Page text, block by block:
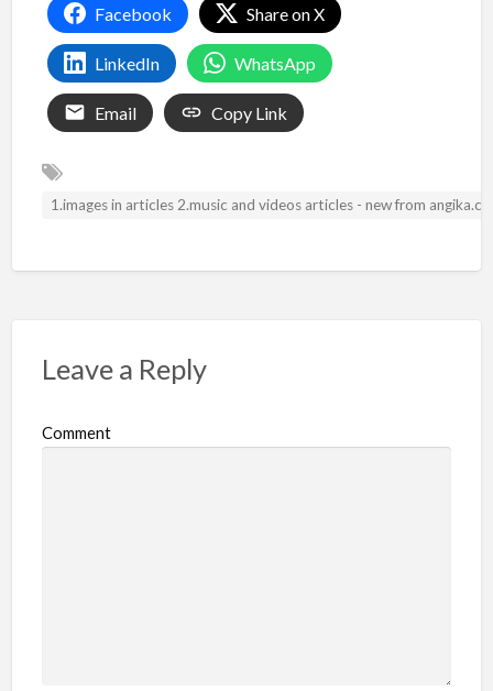
Facebook Share on X
LinkedIn WhatsApp
Email Copy Link
1.images in articles 2.music and videos articles - new from
Leave a Reply
Comment